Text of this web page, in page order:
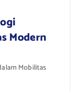
Modern
Mobilitas